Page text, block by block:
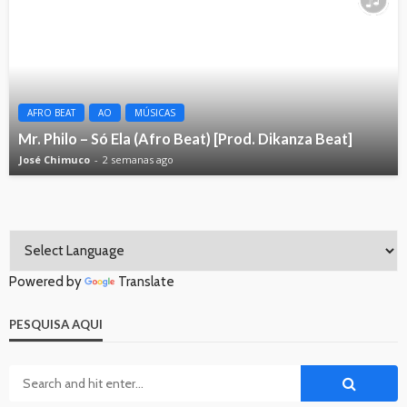
AFRO BEAT AO MÚSICAS
Mr. Philo – Só Ela (Afro Beat) [Prod. Dikanza Beat]
José Chimuco 2 semanas ago
Powered by Translate
PESQUISA AQUI